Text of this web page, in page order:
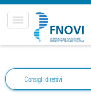
Toggle
navigation
Consigli direttivi